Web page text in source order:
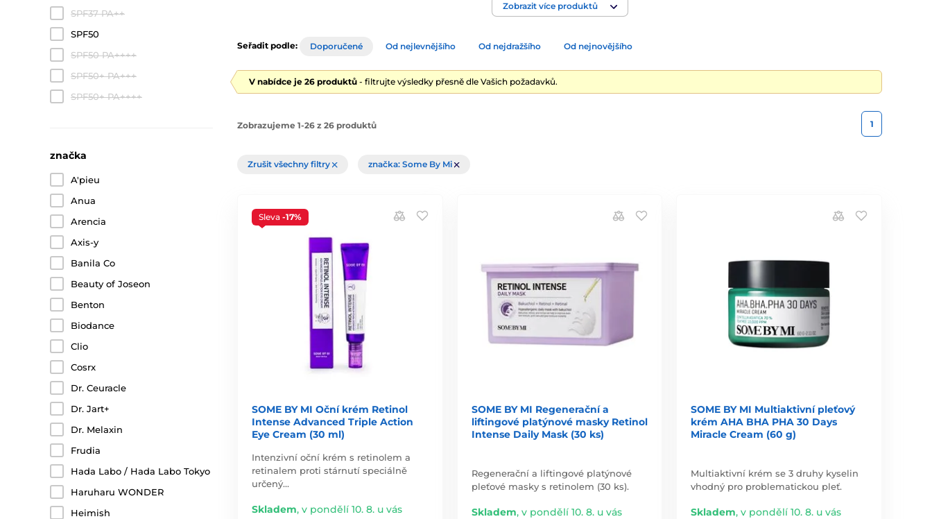
Zobrazit více produktů
SPF37 PA++
SPF50
SPF50 PA++++
SPF50+ PA+++
SPF50+ PA++++
značka
A'pieu
Anua
Arencia
Axis-y
Banila Co
Beauty of Joseon
Benton
Biodance
Clio
Cosrx
Dr. Ceuracle
Dr. Jart+
Dr. Melaxin
Frudia
Hada Labo / Hada Labo Tokyo
Haruharu WONDER
Heimish
Seřadit podle: Doporučené Od nejlevnějšího Od nejdražšího Od nejnovějšího
V nabídce je 26 produktů - filtrujte výsledky přesně dle Vašich požadavků.
Zobrazujeme 1-26 z 26 produktů 1
Zrušit všechny filtry značka: Some By Mi
Sleva -17%
SOME BY MI Oční krém Retinol
Intense Advanced Triple Action
Eye Cream (30 ml)
Intenzivní oční krém s retinolem a
retinalem proti stárnutí speciálně
určený…
Skladem, v pondělí 10. 8. u vás
SOME BY MI Regenerační a
liftingové platýnové masky Retinol
Intense Daily Mask (30 ks)
Regenerační a liftingové platýnové
pleťové masky s retinolem (30 ks).
Skladem, v pondělí 10. 8. u vás
SOME BY MI Multiaktivní pleťový
krém AHA BHA PHA 30 Days
Miracle Cream (60 g)
Multiaktivní krém se 3 druhy kyselin
vhodný pro problematickou pleť.
Skladem,v pondělí 10. 8. u vás